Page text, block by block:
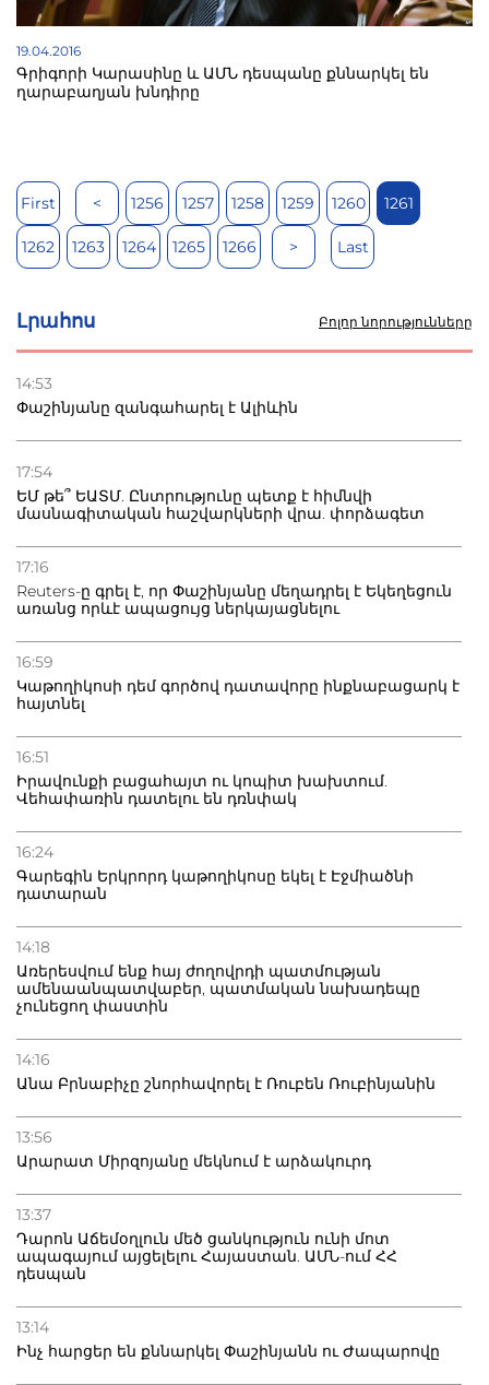
19.04.2016
Գրիգորի Կարասինը և ԱՄՆ դեսպանը քննարկել են
ղարաբաղյան խնդիրը
First < 1256 1257 1258 1259 1260 1261
1262 1263 1264 1265 1266 > Last
Լրահոս Բոլոր նորությունները
14:53
Փաշինյանը զանգահարել է Ալիևին
17:54
ԵՄ թե՞ ԵԱՏՄ. Ընտրությունը պետք է հիմնվի
մասնագիտական հաշվարկների վրա. փորձագետ
17:16
Reuters-ը գրել է, որ Փաշինյանը մեղադրել է Եկեղեցուն
առանց որևէ ապացույց ներկայացնելու
16:59
Կաթողիկոսի դեմ գործով դատավորը ինքնաբացարկ է
հայտնել
16:51
Իրավունքի բացահայտ ու կոպիտ խախտում.
Վեհափառին դատելու են դռնփակ
16:24
Գարեգին Երկրորդ կաթողիկոսը եկել է Էջմիածնի
դատարան
14:18
Առերեսվում ենք հայ ժողովրդի պատմության
ամենաանպատվաբեր, պատմական նախադեպը
չունեցող փաստին
14:16
Անա Բրնաբիչը շնորհավորել է Ռուբեն Ռուբինյանին
13:56
Արարատ Միրզոյանը մեկնում է արձակուրդ
13:37
Դարոն Աճեմօղլուն մեծ ցանկություն ունի մոտ
ապագայում այցելելու Հայաստան. ԱՄՆ-ում ՀՀ
դեսպան
13:14
Ինչ հարցեր են քննարկել Փաշինյանն ու Ժապարովը